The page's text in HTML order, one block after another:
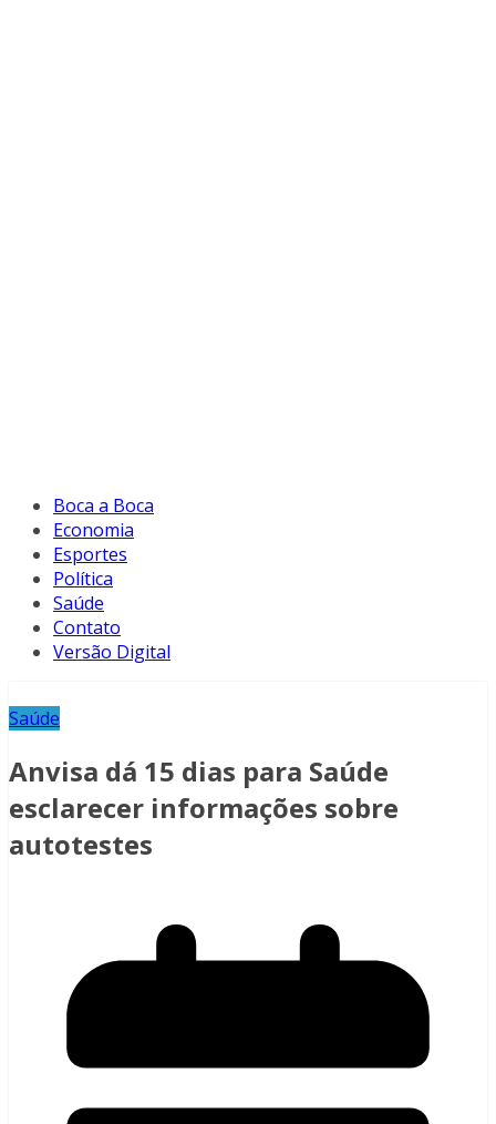
Boca a Boca
Economia
Esportes
Política
Saúde
Contato
Versão Digital
Saúde
Anvisa dá 15 dias para Saúde
esclarecer informações sobre
autotestes